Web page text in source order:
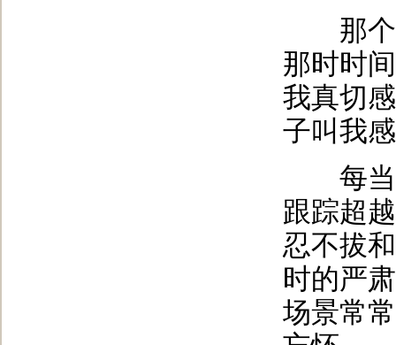
那个
那时时
我真切
子叫我
每当
跟踪超
忍不拔
时的严
场景常